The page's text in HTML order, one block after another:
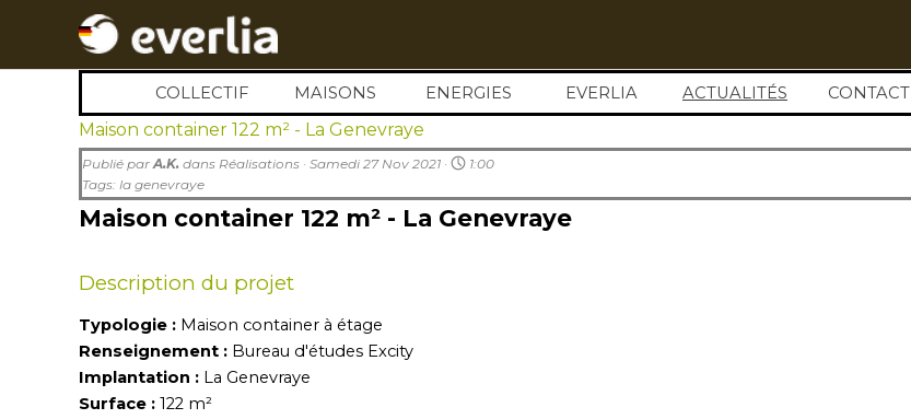
Sauter le menu
COLLECTIF ▼
MAISONS ▼
ENERGIES EVERLIA ▼
ACTUALITÉS CONTACT
Maison container 122 m² - La Genevraye
Publié parA.K. dans Réalisations · Samedi 27 Nov 2021 ·
1:00
Tags: la genevraye
Maison container 122 m² - La Genevraye
Description du projet
Typologie : Maison container à étage
Renseignement : Bureau d'études Excity
Implantation : La Genevraye
Surface : 122 m²